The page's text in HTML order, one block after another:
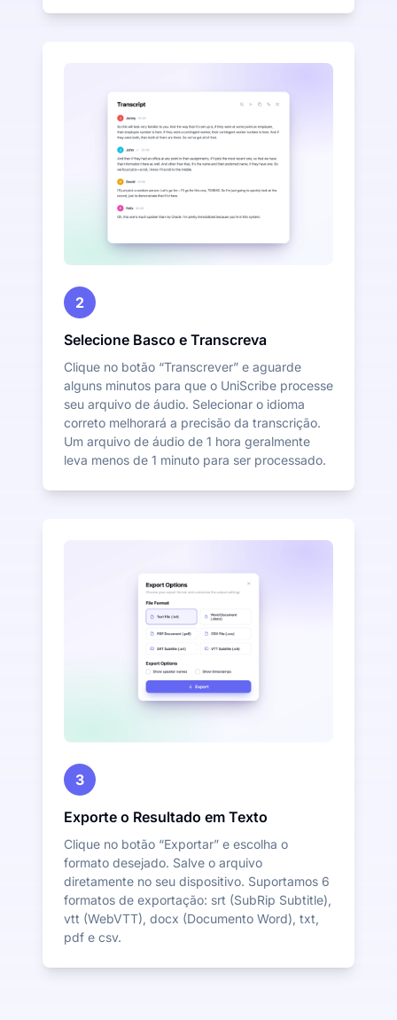
2
Selecione Basco e Transcreva
Clique no botão “Transcrever” e aguarde
alguns minutos para que o UniScribe processe
seu arquivo de áudio. Selecionar o idioma
correto melhorará a precisão da transcrição.
Um arquivo de áudio de 1 hora geralmente
leva menos de 1 minuto para ser processado.
3
Exporte o Resultado em Texto
Clique no botão “Exportar” e escolha o
formato desejado. Salve o arquivo
diretamente no seu dispositivo. Suportamos 6
formatos de exportação: srt (SubRip Subtitle),
vtt (WebVTT), docx (Documento Word), txt,
pdf e csv.